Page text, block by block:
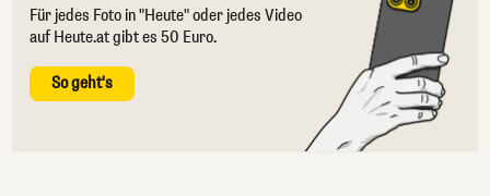
Für jedes Foto in "Heute" oder jedes Video
auf Heute.at gibt es 50 Euro.
So geht's